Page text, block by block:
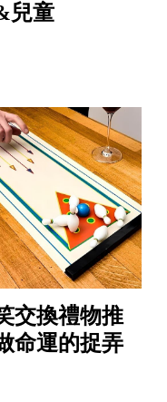
兒童
交換禮物推
命運的捉弄